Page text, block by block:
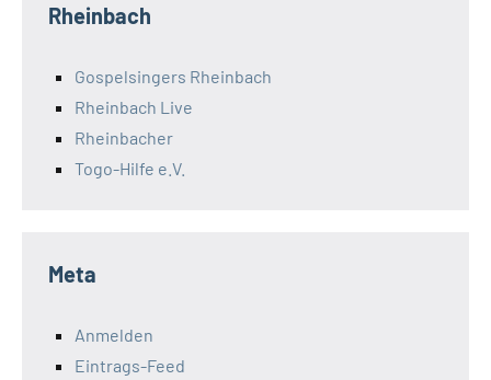
Rheinbach
Gospelsingers Rheinbach
Rheinbach Live
Rheinbacher
Togo-Hilfe e.V.
Meta
Anmelden
Eintrags-Feed